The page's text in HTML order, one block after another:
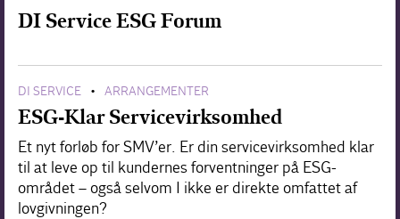
DI Service ESG Forum
DI SERVICE • ARRANGEMENTER
ESG-Klar Servicevirksomhed
Et nyt forløb for SMV’er. Er din servicevirksomhed klar
til at leve op til kundernes forventninger på ESG-
området – også selvom I ikke er direkte omfattet af
lovgivningen?